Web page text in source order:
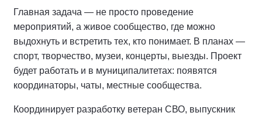
Главная задача — не просто проведение
мероприятий, а живое сообщество, где можно
выдохнуть и встретить тех, кто понимает. В планах —
спорт, творчество, музеи, концерты, выезды. Проект
будет работать и в муниципалитетах: появятся
координаторы, чаты, местные сообщества.
Координирует разработку ветеран СВО, выпускник